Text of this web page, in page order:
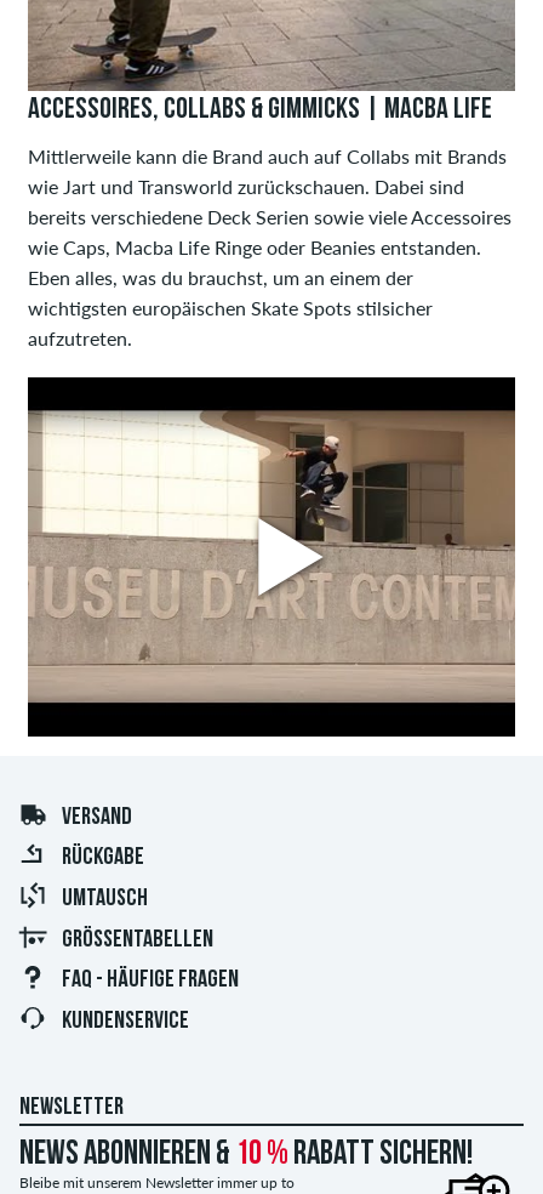
ACCESSOIRES, COLLABS & GIMMICKS | MACBA LIFE
Mittlerweile kann die Brand auch auf Collabs mit Brands
wie Jart und Transworld zurückschauen. Dabei sind
bereits verschiedene Deck Serien sowie viele Accessoires
wie Caps, Macba Life Ringe oder Beanies entstanden.
Eben alles, was du brauchst, um an einem der
wichtigsten europäischen Skate Spots stilsicher
aufzutreten.
VERSAND
RÜCKGABE
UMTAUSCH
GRÖSSENTABELLEN
FAQ - HÄUFIGE FRAGEN
KUNDENSERVICE
NEWSLETTER
News abonnieren & 10 % Rabatt sichern!
Bleibe mit unserem Newsletter immer up to